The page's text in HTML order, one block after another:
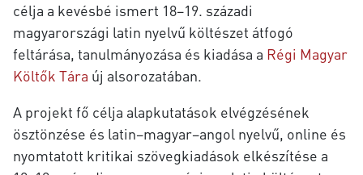
célja a kevésbé ismert 18–19. századi
magyarországi latin nyelvű költészet átfogó
feltárása, tanulmányozása és kiadása a Régi Magyar
Költők Tára új alsorozatában.
A projekt fő célja alapkutatások elvégzésének
ösztönzése és latin–magyar–angol nyelvű, online és
nyomtatott kritikai szövegkiadások elkészítése a